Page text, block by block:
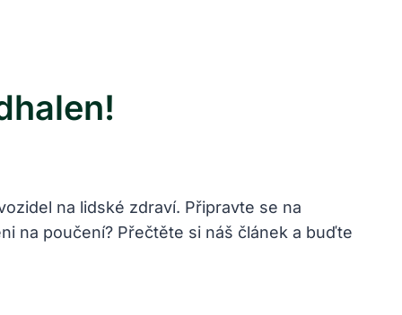
na lidské zdraví. Připravte se na
na poučení? Přečtěte si náš článek a buďte